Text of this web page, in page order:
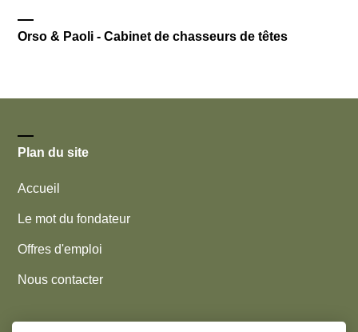
Orso & Paoli - Cabinet de chasseurs de têtes
Plan du site
Accueil
Le mot du fondateur
Offres d'emploi
Nous contacter